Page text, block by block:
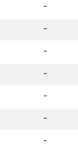
-
-
-
-
-
-
-